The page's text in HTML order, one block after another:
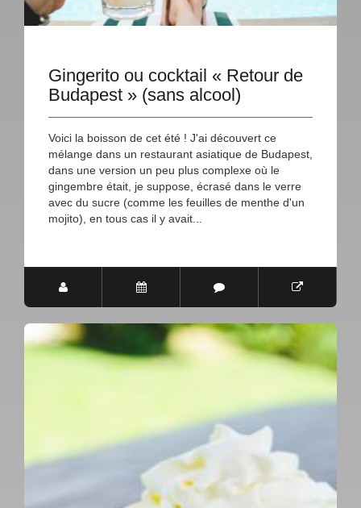
Gingerito ou cocktail « Retour de
Budapest » (sans alcool)
Voici la boisson de cet été ! J'ai découvert ce
mélange dans un restaurant asiatique de Budapest,
dans une version un peu plus complexe où le
gingembre était, je suppose, écrasé dans le verre
avec du sucre (comme les feuilles de menthe d'un
mojito), en tous cas il y avait...